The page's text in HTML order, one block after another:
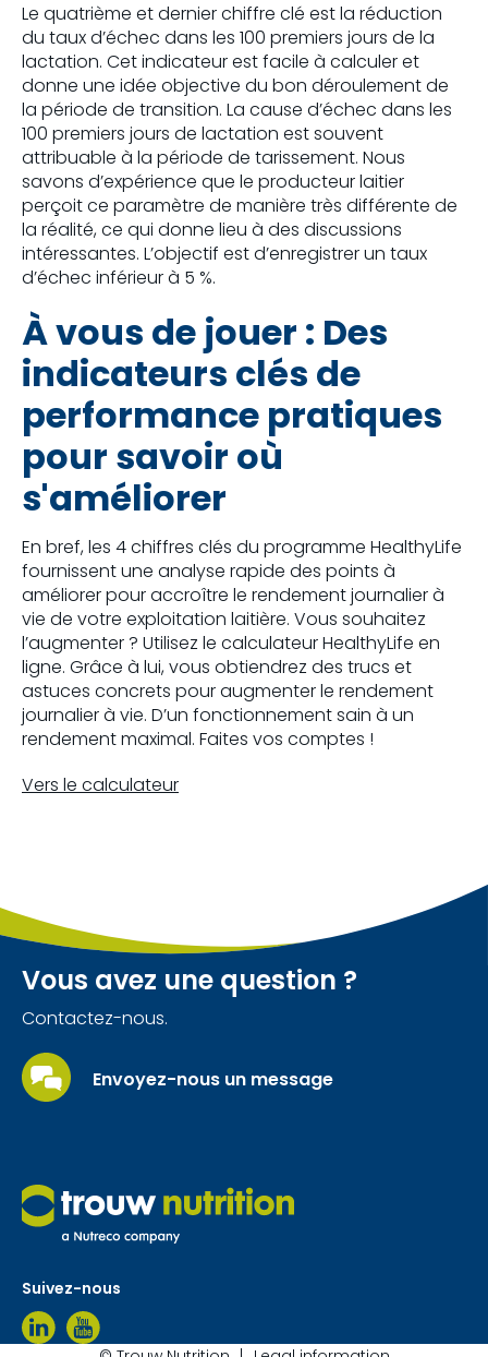
Le quatrième et dernier chiffre clé est la réduction
du taux d’échec dans les 100 premiers jours de la
lactation. Cet indicateur est facile à calculer et
donne une idée objective du bon déroulement de
la période de transition. La cause d’échec dans les
100 premiers jours de lactation est souvent
attribuable à la période de tarissement. Nous
savons d’expérience que le producteur laitier
perçoit ce paramètre de manière très différente de
la réalité, ce qui donne lieu à des discussions
intéressantes. L’objectif est d’enregistrer un taux
d’échec inférieur à 5 %.
À vous de jouer : Des
indicateurs clés de
performance pratiques
pour savoir où
s'améliorer
En bref, les 4 chiffres clés du programme HealthyLife
fournissent une analyse rapide des points à
améliorer pour accroître le rendement journalier à
vie de votre exploitation laitière. Vous souhaitez
l’augmenter ? Utilisez le calculateur HealthyLife en
ligne. Grâce à lui, vous obtiendrez des trucs et
astuces concrets pour augmenter le rendement
journalier à vie. D’un fonctionnement sain à un
rendement maximal. Faites vos comptes !
Vers le calculateur
Vous avez une question ?
Contactez-nous.
Envoyez-nous un message
Suivez-nous